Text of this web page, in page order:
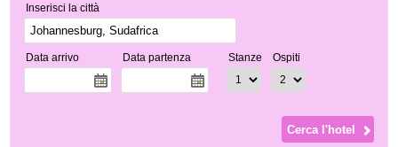
Inserisci la città
Data arrivo Data partenza Stanze Ospiti